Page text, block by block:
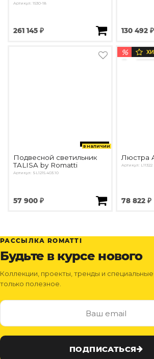
Артикул: 1530-18
261 145 ₽ 130 492 ₽
в наличии
Подвесной светильник
TALISA by Romatti
Артикул: SL1215.403.10
57 900 ₽
%
Люстра
Артикул: L11322
78 822 ₽
РАССЫЛКА ROMATTI
Будьте в курсе нового
Коллекции, проекты, тренды и
только полезное.
ПОДПИСАТЬСЯ